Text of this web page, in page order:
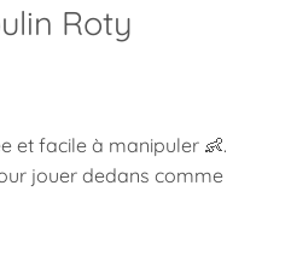
Roty
et facile à manipuler 👶.
jouer dedans comme